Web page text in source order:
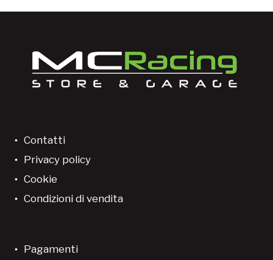
Contatti
Privacy policy
Cookie
Condizioni di vendita
Pagamenti